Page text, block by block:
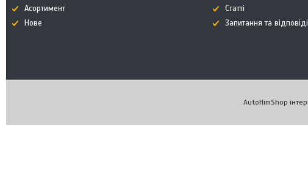
Асортимент
Нове
Статті
Запитання та відповіді